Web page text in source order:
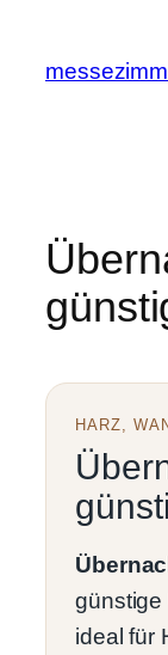
springen
HARZ,
günstige
ideal für